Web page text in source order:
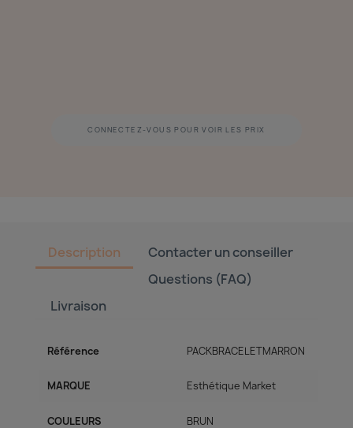
CONNECTEZ-VOUS POUR VOIR LES PRIX
Description
Contacter un conseiller
Questions (FAQ)
Livraison
Référence PACKBRACELETMARRON
MARQUE Esthétique Market
COULEURS
BRUN